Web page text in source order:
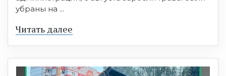
убраны на ...
Читать далее